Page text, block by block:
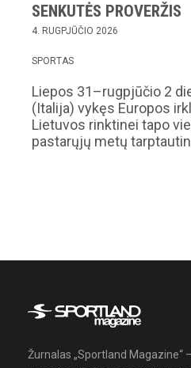
SENKUTĖS PROVERŽIS
4. RUGPJŪČIO 2026
SPORTAS
Liepos 31–rugpjūčio 2
(Italija) vykęs Europos
Lietuvos rinktinei tapo
pastarųjų metų
Žurnalas „Sportland Magazine“